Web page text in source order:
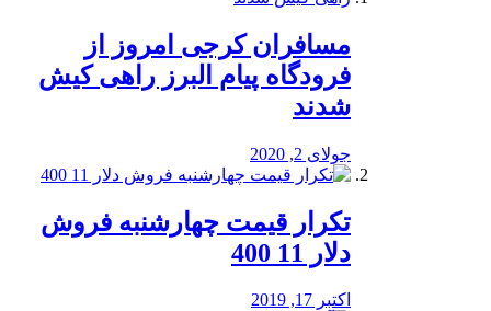
مسافران کرجی امروز از
فرودگاه پیام البرز راهی کیش
شدند
جولای 2, 2020
تکرار قیمت چهارشنبه فروش
دلار 11 400
اکتبر 17, 2019